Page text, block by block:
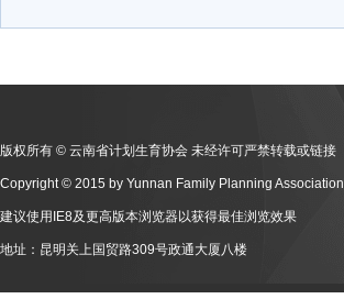
版权所有 © 云南省计划生育协会 未经许可严禁转载或链接
Copyright © 2015 by Yunnan Family Planning Association
建议使用IE8及更高版本浏览器以获得最佳浏览效果
地址：昆明关上国贸路309号政通大厦八楼